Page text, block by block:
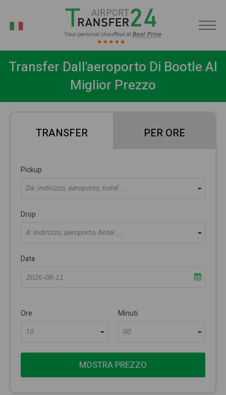
Transfer Dall'aeroporto Di Bootle Al
Miglior Prezzo
TRANSFER PER ORE
Pickup
Da: indirizzo, aeroporto, hotel ...
Drop
A: indirizzo, aeroporto, hotel ...
Data
Ore
10
Minuti
00
MOSTRA PREZZO